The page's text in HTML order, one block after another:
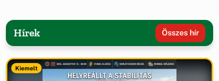
Hírek Összes hír
Kiemelt